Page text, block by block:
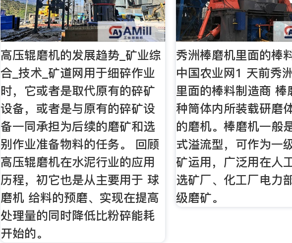
高压辊磨机的发展趋势_矿业综
合_技术_矿道网用于细碎作业
时，它或者是取代原有的碎矿
设备，或者是与原有的碎矿设
备一同承担为后续的磨矿和选
别作业准备物料的任务。 回顾
高压辊磨机在水泥行业的应用
历程，初它也是从主要用于 球
磨机 给料的预磨、实现在提高
处理量的同时降低比粉碎能耗
开始的。
秀洲棒磨机里面的棒
中国农业网1 天前秀
里面的棒料制造商 棒
种筒体内所装载研磨
的磨机。棒磨机一般
式溢流型，可作为一
矿运用，广泛用在人
选矿厂、化工厂电力
级磨矿。